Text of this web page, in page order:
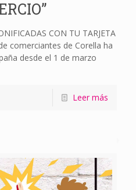
CON TU TARJETA
comerciantes de Corella ha
desde el 1 de marzo
Leer más